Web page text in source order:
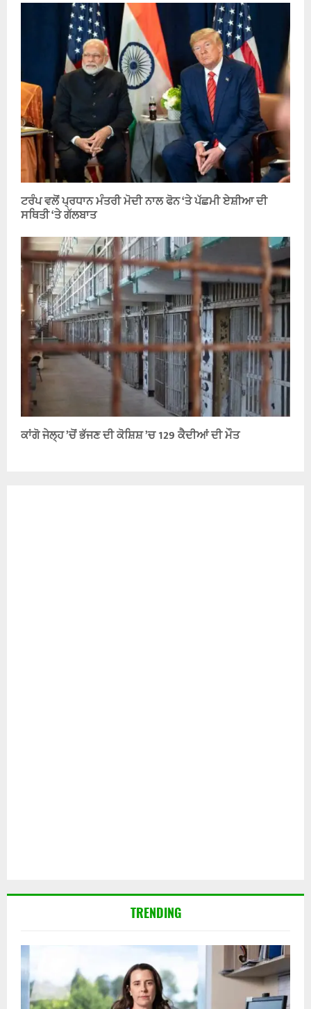
ਟਰੰਪ ਵਲੋਂ ਪ੍ਰਧਾਨ ਮੰਤਰੀ ਮੋਦੀ ਨਾਲ ਫੋਨ ‘ਤੇ ਪੱਛਮੀ ਏਸ਼ੀਆ ਦੀ
ਸਥਿਤੀ ‘ਤੇ ਗੱਲਬਾਤ
ਕਾਂਗੋ ਜੇਲ੍ਹ ’ਚੋਂ ਭੱਜਣ ਦੀ ਕੋਸ਼ਿਸ਼ ’ਚ 129 ਕੈਦੀਆਂ ਦੀ ਮੌਤ
TRENDING